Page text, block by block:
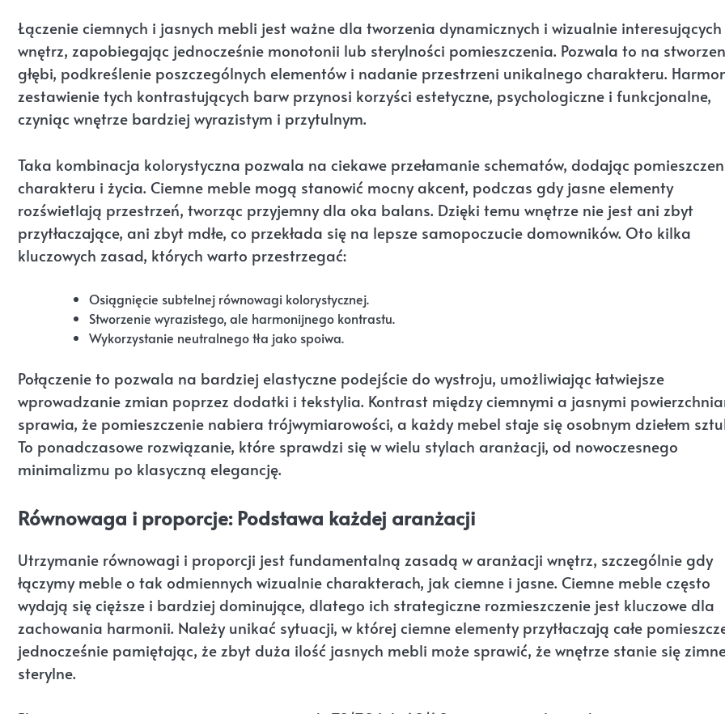
Łączenie ciemnych i jasnych mebli jest ważne dla tworzenia dynamicznych i wizualnie interesujących
wnętrz, zapobiegając jednocześnie monotonii lub sterylności pomieszczenia. Pozwala to na
głębi, podkreślenie poszczególnych elementów i nadanie przestrzeni unikalnego charakteru.
zestawienie tych kontrastujących barw przynosi korzyści estetyczne, psychologiczne i funkcjonalne,
czyniąc wnętrze bardziej wyrazistym i przytulnym.
Taka kombinacja kolorystyczna pozwala na ciekawe przełamanie schematów, dodając
charakteru i życia. Ciemne meble mogą stanowić mocny akcent, podczas gdy jasne elementy
rozświetlają przestrzeń, tworząc przyjemny dla oka balans. Dzięki temu wnętrze nie jest ani zbyt
przytłaczające, ani zbyt mdłe, co przekłada się na lepsze samopoczucie domowników. Oto kilka
kluczowych zasad, których warto przestrzegać:
Osiągnięcie subtelnej równowagi kolorystycznej.
Stworzenie wyrazistego, ale harmonijnego kontrastu.
Wykorzystanie neutralnego tła jako spoiwa.
Połączenie to pozwala na bardziej elastyczne podejście do wystroju, umożliwiając łatwiejsze
wprowadzanie zmian poprzez dodatki i tekstylia. Kontrast między ciemnymi a jasnymi
sprawia, że pomieszczenie nabiera trójwymiarowości, a każdy mebel staje się osobnym dziełem
To ponadczasowe rozwiązanie, które sprawdzi się w wielu stylach aranżacji, od nowoczesnego
minimalizmu po klasyczną elegancję.
Równowaga i proporcje: Podstawa każdej aranżacji
Utrzymanie równowagi i proporcji jest fundamentalną zasadą w aranżacji wnętrz, szczególnie gdy
łączymy meble o tak odmiennych wizualnie charakterach, jak ciemne i jasne. Ciemne meble często
wydają się cięższe i bardziej dominujące, dlatego ich strategiczne rozmieszczenie jest kluczowe dla
zachowania harmonii. Należy unikać sytuacji, w której ciemne elementy przytłaczają całe
jednocześnie pamiętając, że zbyt duża ilość jasnych mebli może sprawić, że wnętrze stanie się
sterylne.